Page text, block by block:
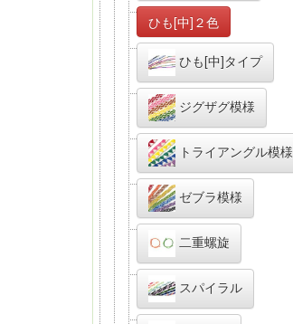
ひも[中]２色
ひも[中]タイプ
ジグザグ模様
トライアングル模様
ゼブラ模様
二重螺旋
スパイラル